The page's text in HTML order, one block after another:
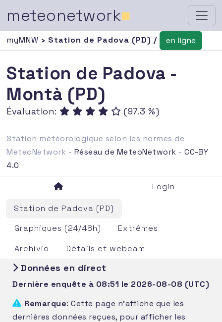
meteonetwork■
myMNW › Station de Padova (PD) / en ligne
Station de Padova -
Montà (PD)
Évaluation: (97.3 %)
Station météorologique selon les normes de
MeteoNetwork - Réseau de MeteoNetwork -CC-BY
4.0
Login
Station de Padova (PD)
Graphiques (24/48h)
Extrêmes
Archivio
Détails et webcam
Données en direct
Dernière enquête à 08:51 le 2026-08-08 (UTC)
Remarque: Cette page n'affiche que les
dernières données reçues, pour afficher les